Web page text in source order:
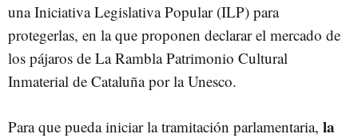
una Iniciativa Legislativa Popular (ILP) para
protegerlas, en la que proponen declarar el mercado de
los pájaros de La Rambla Patrimonio Cultural
Inmaterial de Cataluña por la Unesco.
Para que pueda iniciar la tramitación parlamentaria, la